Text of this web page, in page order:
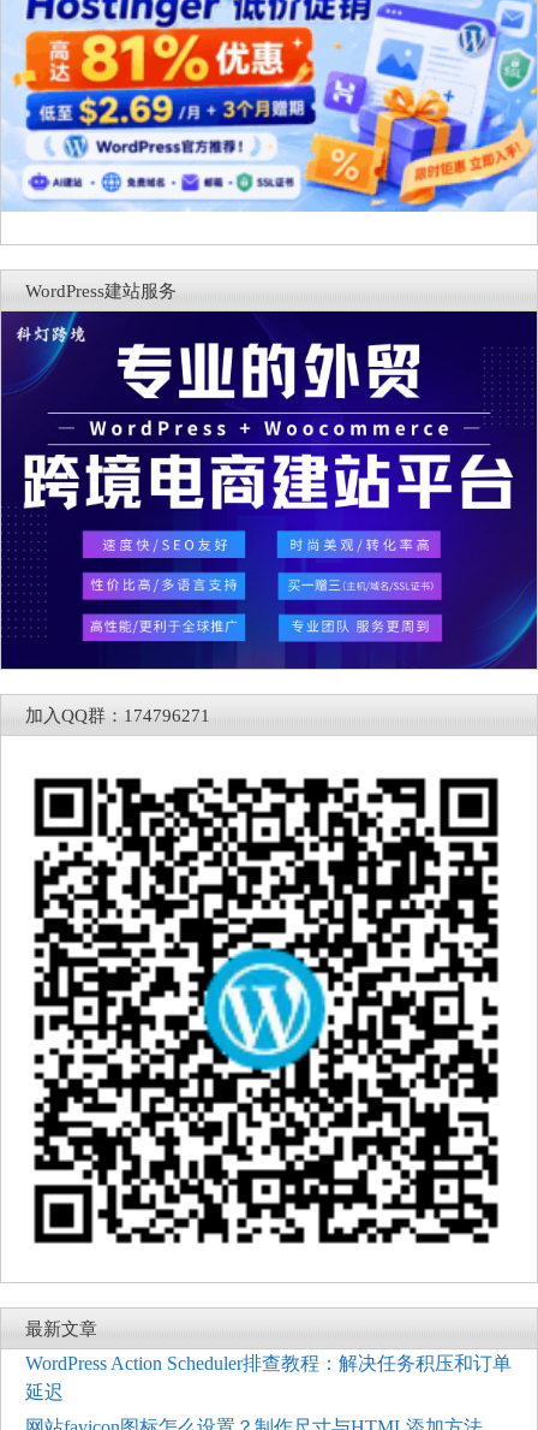
WordPress建站服务
加入QQ群：174796271
最新文章
WordPress Action Scheduler排查教程：解决任务积压和订单
延迟